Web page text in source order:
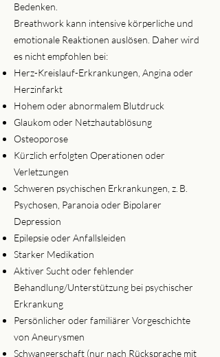
Bedenken.
Breathwork kann intensive körperliche und
emotionale Reaktionen auslösen. Daher wird
es nicht empfohlen bei:
Herz-Kreislauf-Erkrankungen, Angina oder
Herzinfarkt
Hohem oder abnormalem Blutdruck
Glaukom oder Netzhautablösung
Osteoporose
Kürzlich erfolgten Operationen oder
Verletzungen
Schweren psychischen Erkrankungen, z. B.
Psychosen, Paranoia oder Bipolarer
Depression
Epilepsie oder Anfallsleiden
Starker Medikation
Aktiver Sucht oder fehlender
Behandlung/Unterstützung bei psychischer
Erkrankung
Persönlicher oder familiärer Vorgeschichte
von Aneurysmen
Schwangerschaft (nur nach Rücksprache mit